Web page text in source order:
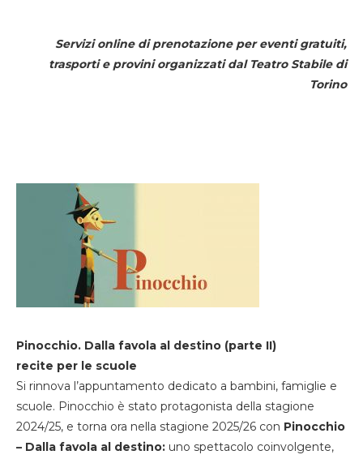
Servizi online di prenotazione per eventi gratuiti,
trasporti e provini organizzati dal Teatro Stabile di
Torino
Pinocchio. Dalla favola al destino (parte II)
recite per le scuole
Si rinnova l’appuntamento dedicato a bambini, famiglie e
scuole. Pinocchio è stato protagonista della stagione
2024/25, e torna ora nella stagione 2025/26 con Pinocchio
– Dalla favola al destino: uno spettacolo coinvolgente,